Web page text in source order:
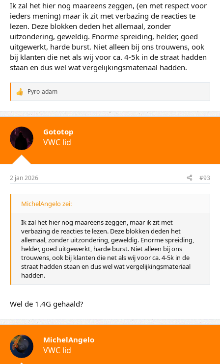
Ik zal het hier nog maareens zeggen, (en met respect voor
ieders mening) maar ik zit met verbazing de reacties te
lezen. Deze blokken deden het allemaal, zonder
uitzondering, geweldig. Enorme spreiding, helder, goed
uitgewerkt, harde burst. Niet alleen bij ons trouwens, ook
bij klanten die net als wij voor ca. 4-5k in de straat hadden
staan en dus wel wat vergelijkingsmateriaal hadden.
W
a
a
r
d
e
r
i
n
e
n
Pyro-adam
Gototop
VWC lid
2 jan 2026 #93
MichelAngelo zei:
Ik zal het hier nog maareens zeggen, maar ik zit met
verbazing de reacties te lezen. Deze blokken deden het
allemaal, zonder uitzondering, geweldig. Enorme spreiding,
helder, goed uitgewerkt, harde burst. Niet alleen bij ons
trouwens, ook bij klanten die net als wij voor ca. 4-5k in de
straat hadden staan en dus wel wat vergelijkingsmateriaal
hadden.
Wel de 1.4G gehaald?
MichelAngelo
VWC lid